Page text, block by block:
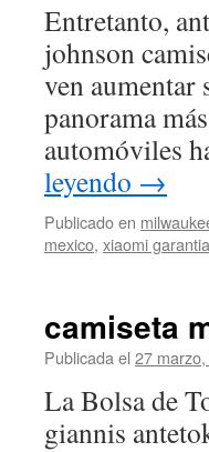
Entretanto,
johnson
ven
panorama
automóviles
leyendo →
Publicado en
mexico, xiaomi
camiseta
Publicada el 27
La Bolsa de
giannis